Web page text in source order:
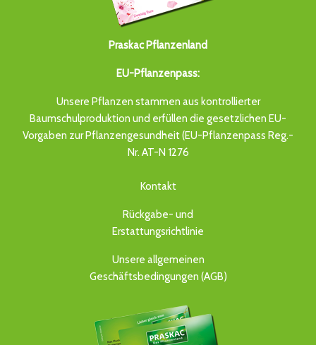
Praskac Pflanzenland
EU-Pflanzenpass:
Unsere Pflanzen stammen aus kontrollierter
Baumschulproduktion und erfüllen die gesetzlichen EU-
Vorgaben zur Pflanzengesundheit (EU-Pflanzenpass Reg.-
Nr. AT-N 1276
Kontakt
Rückgabe- und
Erstattungsrichtlinie
Unsere allgemeinen
Geschäftsbedingungen (AGB)